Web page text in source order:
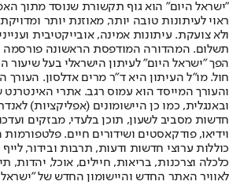
"ישראל היום" הוא גוף תקשורת שנוסד מתוך
ראוי לעיתונות טובה יותר, מאוזנת יותר
ולא צועקת. עיתונות אמינה, אובייקטיבית
הפך "ישראל היום" לעיתון הישראלי בעל שיעור
חול. מו"ל העיתון היא ד"ר מרים אדלסון. העורך
והעורך המייסד הוא עמוס רגב. אתרי
חדשות מסביב לשעון, תוכן בלעדי, מבזקים
וידיאו, פודקאסטים ושידורים חיים.
כוללות ערוצי חדשות ודעות, תרבות ובידור, לייף
לאוויר האתר החדש והיישומון החדש של